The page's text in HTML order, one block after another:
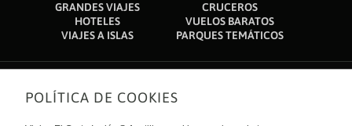
GRANDES VIAJES
CRUCEROS
HOTELES
VUELOS BARATOS
VIAJES A ISLAS
PARQUES TEMÁTICOS
Sobre nosotros
POLÍTICA DE COOKIES